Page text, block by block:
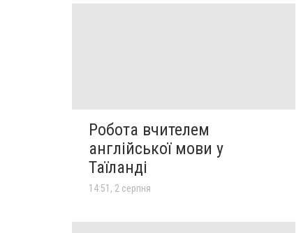
Робота вчителем
англійської мови у
Таїланді
14:51, 2 серпня